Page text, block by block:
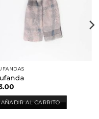
AÑADIR AL CARRITO